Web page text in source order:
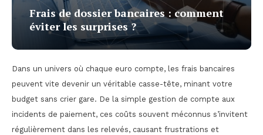
Frais de dossier bancaires : comment
éviter les surprises ?
Dans un univers où chaque euro compte, les frais bancaires
peuvent vite devenir un véritable casse-tête, minant votre
budget sans crier gare. De la simple gestion de compte aux
incidents de paiement, ces coûts souvent méconnus s’invitent
régulièrement dans les relevés, causant frustrations et